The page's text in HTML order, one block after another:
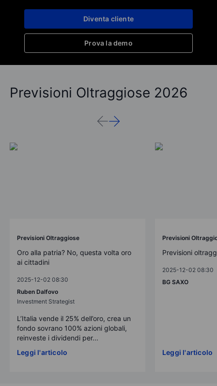
Prova la demo
Diventa cliente
Previsioni Oltraggiose 2026
Previsioni Oltraggiose
Oro alla patria? No, questa volta oro
ai cittadini
2025-12-02 08:30
Ruben Dalfovo
Investment Strategist
L’Italia vende il 25% dell’oro, crea un
fondo sovrano 100% azioni globali,
reinveste i dividendi per...
Leggi l'articolo
Previsioni
Previsioni
2025-12-02 08:30
BG SAXO
Leggi l'articolo